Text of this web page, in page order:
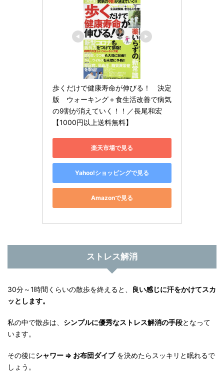
歩くだけで健康寿命が伸びる！　決定
版　ウォーキング＋食生活改善で病気
の9割が消えていく！！／長尾和宏
【1000円以上送料無料】
楽天市場で見る
Yahoo!ショッピングで見る
Amazonで見る
ストレス解消
30分～1時間くらいの散歩を終えると、
良い感じに汗をかけてスカ
ッとします。
私の中で散歩は、 シンプルに優秀なストレス解消の手段となって
います。
その後にシャワー ⇒ お布団ダイブを決めたらスッキリと眠れるで
しょう。